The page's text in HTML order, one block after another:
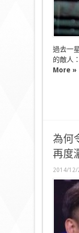
過去一
的敵人
More »
為何
再度
2014/12/